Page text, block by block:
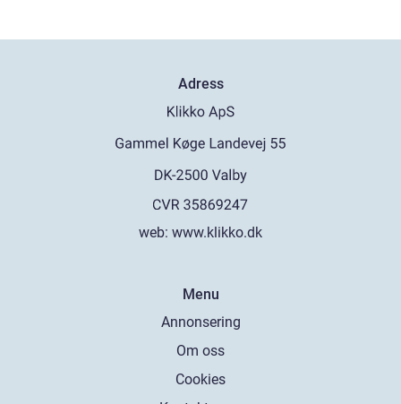
Adress
web: www.klikko.dk
Menu
Annonsering
Om oss
Cookies